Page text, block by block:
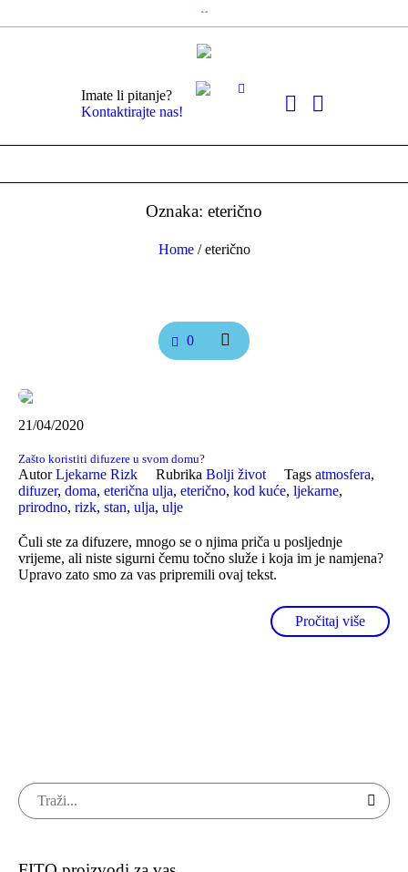
Imate li pitanje?
Kontaktirajte nas!
Oznaka: eterično
Home /eterično
0
21/04/2020
Zašto koristiti difuzere u svom domu?
AutorLjekarne Rizk Rubrika Bolji život Tags atmosfera,
difuzer, doma, eterična ulja, eterično, kod kuće, ljekarne,
prirodno, rizk, stan, ulja, ulje
Čuli ste za difuzere, mnogo se o njima priča u posljednje
vrijeme, ali niste sigurni čemu točno služe i koja im je namjena?
Upravo zato smo za vas pripremili ovaj tekst.
Pročitaj više